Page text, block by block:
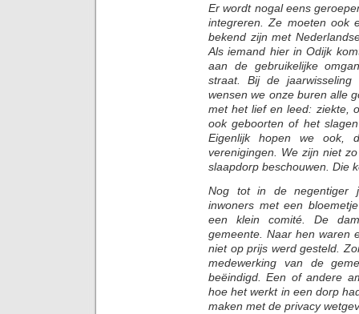
Er wordt nogal eens
integreren. Ze moeten ook
bekend zijn met
Als iemand hier in Odijk
aan de gebruikelijke
straat. Bij de
wensen we onze buren alle
met het lief en leed: ziekte,
ook geboorten of het
Eigenlijk hopen we ook,
verenigingen. We zijn niet
slaapdorp beschouwen. Die
Nog tot in de negentiger
inwoners met een
een klein comité. De
gemeente. Naar hen waren
niet op prijs werd gesteld.
medewerking van de
beëindigd. Een of andere
hoe het werkt in een dorp
maken met de privacy